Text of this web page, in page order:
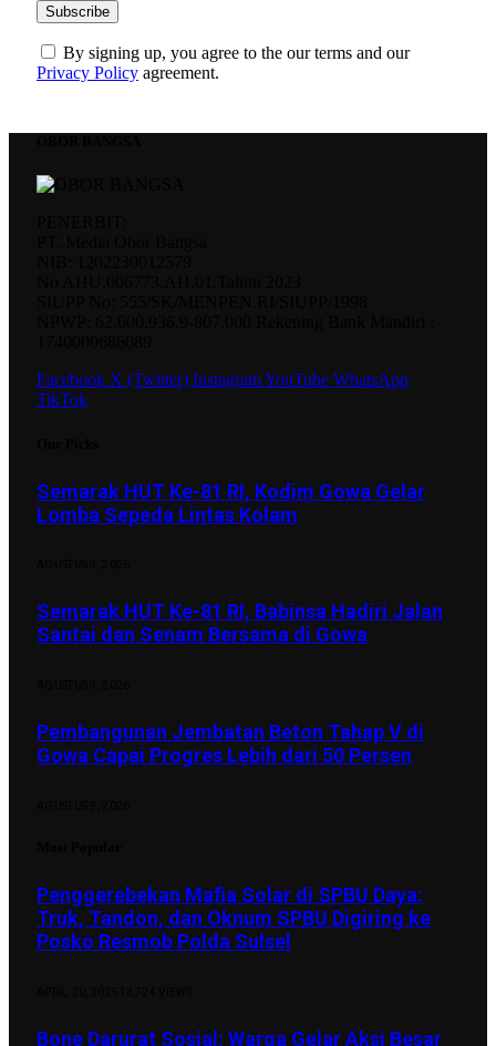
By signing up, you agree to the our terms and our
Privacy Policy agreement.
Facebook X (Twitter) InstagramYouTube WhatsApp
TikTok
Semarak HUT Ke-81 RI, Kodim Gowa Gelar
Lomba Sepeda Lintas Kolam
Semarak HUT Ke-81 RI, Babinsa Hadiri Jalan
Santai dan Senam Bersama di Gowa
Pembangunan Jembatan Beton Tahap V di
Gowa Capai Progres Lebih dari 50 Persen
Penggerebekan Mafia Solar di SPBU Daya:
Truk, Tandon, dan Oknum SPBU Digiring ke
Posko Resmob Polda Sulsel
Bone Darurat Sosial: Warga Gelar Aksi Besar